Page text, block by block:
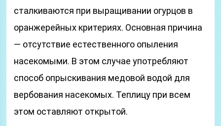
сталкиваются при выращивании огурцов в
оранжерейных критериях. Основная причина
— отсутствие естественного опыления
насекомыми. В этом случае употребляют
способ опрыскивания медовой водой для
вербования насекомых. Теплицу при всем
этом оставляют открытой.